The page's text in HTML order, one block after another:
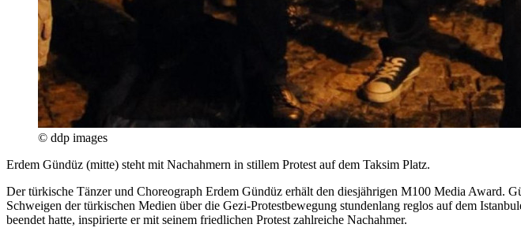
© ddp images
Erdem Gündüz (mitte) steht mit Nachahmern in stillem Protest auf dem Taksim Platz.
Der türkische Tänzer und Choreograph Erdem Gündüz erhält den diesjährigen M100 Media Award.
Schweigen der türkischen Medien über die Gezi-Protestbewegung stundenlang reglos auf dem
beendet hatte, inspirierte er mit seinem friedlichen Protest zahlreiche Nachahmer.